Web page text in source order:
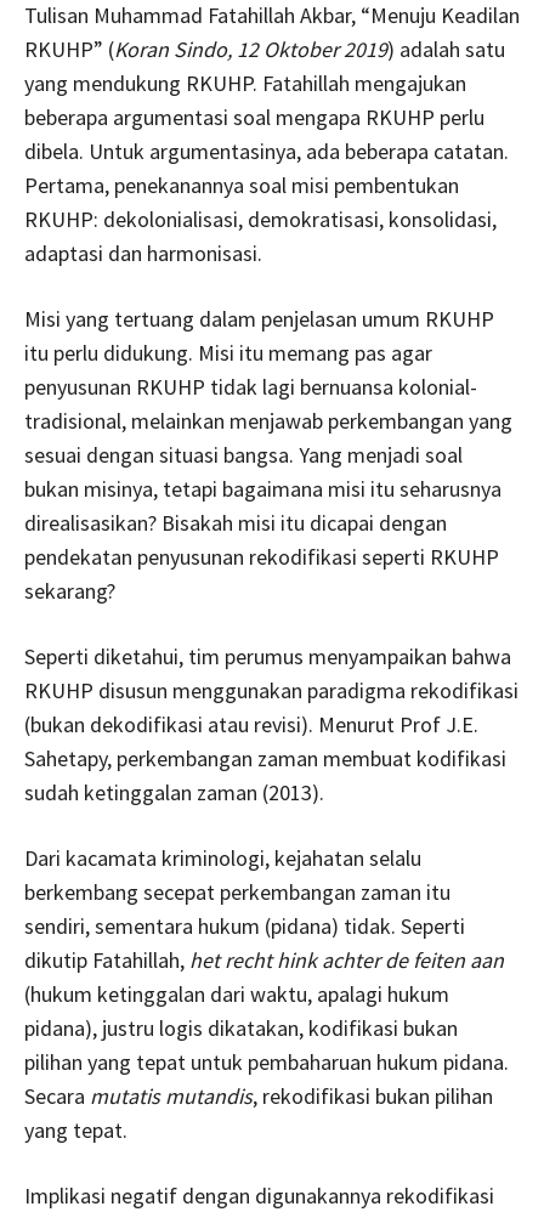
Tulisan Muhammad Fatahillah Akbar, “Menuju Keadilan
RKUHP” (Koran Sindo, 12 Oktober 2019) adalah satu
yang mendukung RKUHP. Fatahillah mengajukan
beberapa argumentasi soal mengapa RKUHP perlu
dibela. Untuk argumentasinya, ada beberapa catatan.
Pertama, penekanannya soal misi pembentukan
RKUHP: dekolonialisasi, demokratisasi, konsolidasi,
adaptasi dan harmonisasi.
Misi yang tertuang dalam penjelasan umum RKUHP
itu perlu didukung. Misi itu memang pas agar
penyusunan RKUHP tidak lagi bernuansa kolonial-
tradisional, melainkan menjawab perkembangan yang
sesuai dengan situasi bangsa. Yang menjadi soal
bukan misinya, tetapi bagaimana misi itu seharusnya
direalisasikan? Bisakah misi itu dicapai dengan
pendekatan penyusunan rekodifikasi seperti RKUHP
sekarang?
Seperti diketahui, tim perumus menyampaikan bahwa
RKUHP disusun menggunakan paradigma rekodifikasi
(bukan dekodifikasi atau revisi). Menurut Prof J.E.
Sahetapy, perkembangan zaman membuat kodifikasi
sudah ketinggalan zaman (2013).
Dari kacamata kriminologi, kejahatan selalu
berkembang secepat perkembangan zaman itu
sendiri, sementara hukum (pidana) tidak. Seperti
dikutip Fatahillah, het recht hink achter de feiten aan
(hukum ketinggalan dari waktu, apalagi hukum
pidana), justru logis dikatakan, kodifikasi bukan
pilihan yang tepat untuk pembaharuan hukum pidana.
Secara mutatis mutandis, rekodifikasi bukan pilihan
yang tepat.
Implikasi negatif dengan digunakannya rekodifikasi